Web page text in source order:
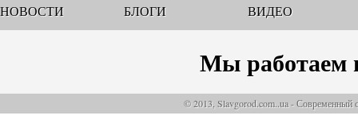
НОВОСТИ
БЛОГИ
ВИДЕО
Мы работаем
© 2013, Slavgorod.com..ua - Современный